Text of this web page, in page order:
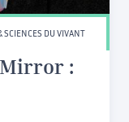
SCIENCES DU VIVANT
Mirror :